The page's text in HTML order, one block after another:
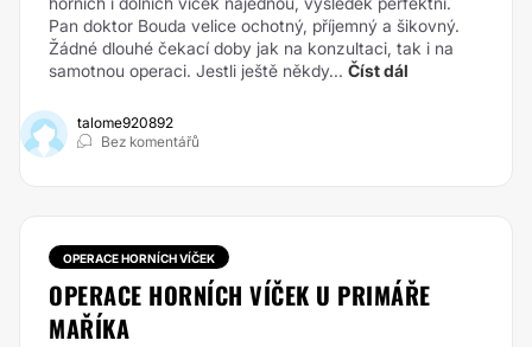
Pan doktor Bouda velice ochotný, příjemný a šikovný.
Žádné dlouhé čekací doby jak na konzultaci, tak i na
samotnou operaci. Jestli ještě někdy... Číst dál
talome920892
Bez komentářů
OPERACE HORNÍCH VÍČEK
OPERACE HORNÍCH VÍČEK U PRIMÁŘE
MAŘÍKA